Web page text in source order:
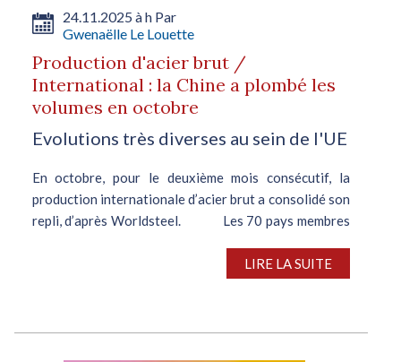
24.11.2025 à h Par
Gwenaëlle Le Louette
Production d'acier brut /
International : la Chine a plombé les
volumes en octobre
Evolutions très diverses au sein de l'UE
En octobre, pour le deuxième mois consécutif, la
production internationale d’acier brut a consolidé son
repli, d’après Worldsteel. Les 70 pays membres
LIRE LA SUITE